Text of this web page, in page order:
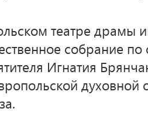
театре
собрание
Игнатия
духовной